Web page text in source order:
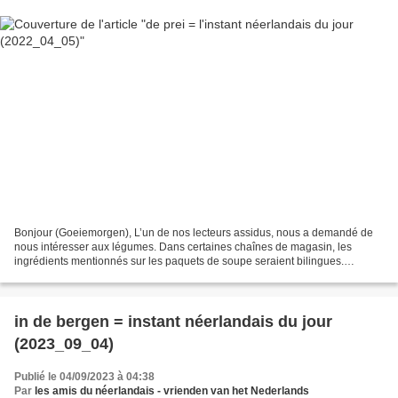
Bonjour (Goeiemorgen), L’un de nos lecteurs assidus, nous a demandé de
nous intéresser aux légumes. Dans certaines chaînes de magasin, les
ingrédients mentionnés sur les paquets de soupe seraient bilingues.
in de bergen = instant néerlandais du jour
(2023_09_04)
Publié le 04/09/2023 à 04:38
Par les amis du néerlandais - vrienden van het Nederlands